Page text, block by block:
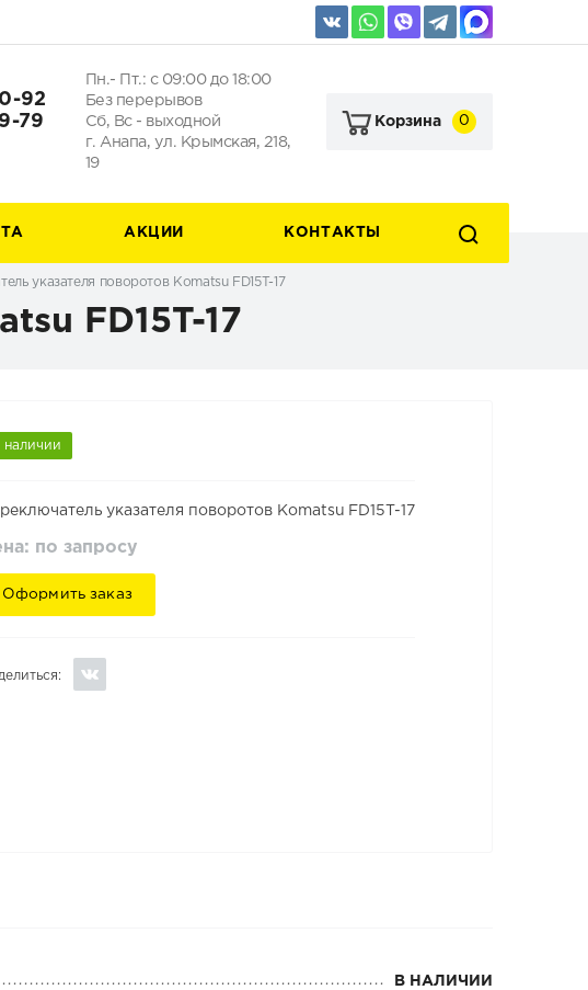
92
79
Пн.- Пт.: с 09:00 до 18:00
Без перерывов
Сб, Вс - выходной
г. Анапа, ул. Крымская, 218,
19
Корзина 0
АКЦИИ КОНТАКТЫ
указателя поворотов Komatsu FD15T-17
FD15T-17
наличии
указателя поворотов Komatsu FD15T-17
по запросу
Оформить заказ
В НАЛИЧИИ